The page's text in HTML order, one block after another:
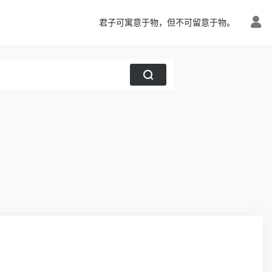
君子可寓意于物，但不可留意于物。